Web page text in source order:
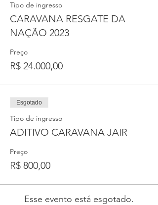
Tipo de ingresso
CARAVANA RESGATE DA
NAÇÃO 2023
Preço
R$ 24.000,00
Esgotado
Tipo de ingresso
ADITIVO CARAVANA JAIR
Preço
R$ 800,00
Esse evento está esgotado.